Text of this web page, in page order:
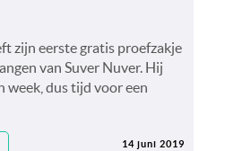
zijn eerste gratis proefzakje
van Suver Nuver. Hij
week, dus tijd voor een
14 juni 2019